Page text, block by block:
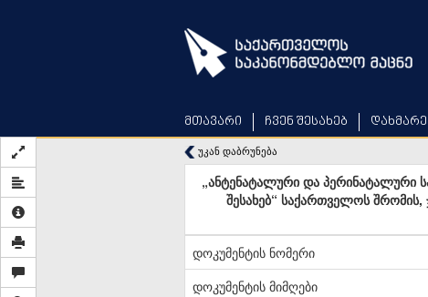
მთავარი ჩვენ შესახებ
უკან დაბრუნება
„ანტენატალური და პერინატალური
შესახებ“ საქართველოს
დოკუმენტის ნომერი
დოკუმენტის მიმღები